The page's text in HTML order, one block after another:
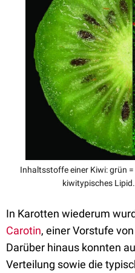
Inhaltsstoffe einer Kiwi: grün
kiwitypisches
In Karotten wiederum
Carotin, einer Vorstufe
Darüber hinaus konnten
Verteilung sowie die